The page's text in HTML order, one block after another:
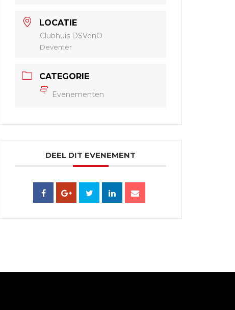
LOCATIE
Clubhuis DSVenO
Deventer
CATEGORIE
Evenementen
DEEL DIT EVENEMENT